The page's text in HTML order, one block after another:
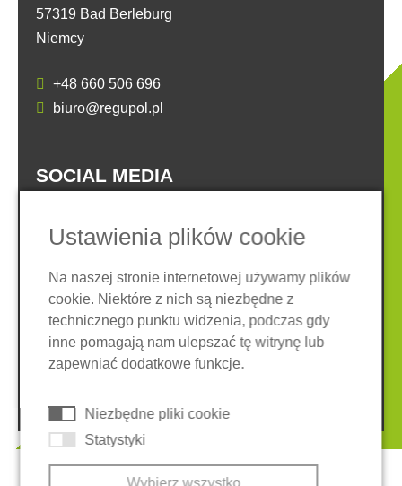
57319 Bad Berleburg
Niemcy
+48 660 506 696
biuro@regupol.pl
SOCIAL MEDIA
Nota prawna
Ochrona danych
Ogólne warunki
System zgłaszania nieprawidłowości
Ciasteczka
Ustawienia plików cookie
Na naszej stronie internetowej używamy plików
cookie. Niektóre z nich są niezbędne z
technicznego punktu widzenia, podczas gdy
inne pomagają nam ulepszać tę witrynę lub
zapewniać dodatkowe funkcje.
Niezbędne pliki cookie
Statystyki
Wybierz wszystko